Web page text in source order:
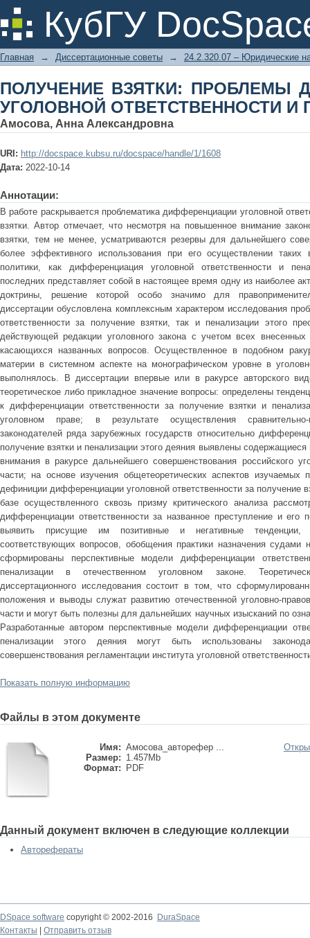
КубГУ
ПОЛУЧЕНИЕ ВЗЯТКИ:
ОТВЕТСТВЕННОСТИ И
Главная → Диссертационные советы → 24.2.320.07 – Юридические
ПОЛУЧЕНИЕ ВЗЯТКИ: ПРОБЛЕМЫ
УГОЛОВНОЙ ОТВЕТСТВЕННОСТИ И
Амосова, Анна Александровна
URI: http://docspace.kubsu.ru/docspace/handle/1/1608
Дата: 2022-10-14
Аннотации:
В работе раскрывается проблематика дифференциации уголовной
взятки. Автор отмечает, что несмотря на повышенное внимание
взятки, тем не менее, усматриваются резервы для дальнейшего
более эффективного использования при его осуществлении таких
политики, как дифференциация уголовной ответственности и
последних представляет собой в настоящее время одну из наиболее
доктрины, решение которой особо значимо для
диссертации обусловлена комплексным характером исследования
ответственности за получение взятки, так и пенализации этого
действующей редакции уголовного закона с учетом всех
касающихся названных вопросов. Осуществленное в подобном
материи в системном аспекте на монографическом уровне в
выполнялось. В диссертации впервые или в ракурсе авторского
теоретическое либо прикладное значение вопросы: определены
к дифференциации ответственности за получение взятки и
уголовном праве; в результате осуществления сравнительно-
законодателей ряда зарубежных государств относительно
получение взятки и пенализации этого деяния выявлены
внимания в ракурсе дальнейшего совершенствования российского
части; на основе изучения общетеоретических аспектов изучаемых
дефиниции дифференциации уголовной ответственности за получение
базе осуществленного сквозь призму критического анализа
дифференциации ответственности за названное преступление и
выявить присущие им позитивные и негативные тенденции,
соответствующих вопросов, обобщения практики назначения судами
сформированы перспективные модели дифференциации
пенализации в отечественном уголовном законе.
диссертационного исследования состоит в том, что
положения и выводы служат развитию отечественной уголовно-
части и могут быть полезны для дальнейших научных изысканий по
Разработанные автором перспективные модели дифференциации
пенализации этого деяния могут быть использованы
совершенствования регламентации института уголовной
Показать полную информацию
Файлы в этом документе
Имя: Амосова_авторефер ...
Размер: 1.457Mb
Формат:
PDF
Данный документ включен в следующие коллекции
Авторефераты
DSpace software copyright © 2002-2016
DuraSpace
Контакты
Отправить отзыв